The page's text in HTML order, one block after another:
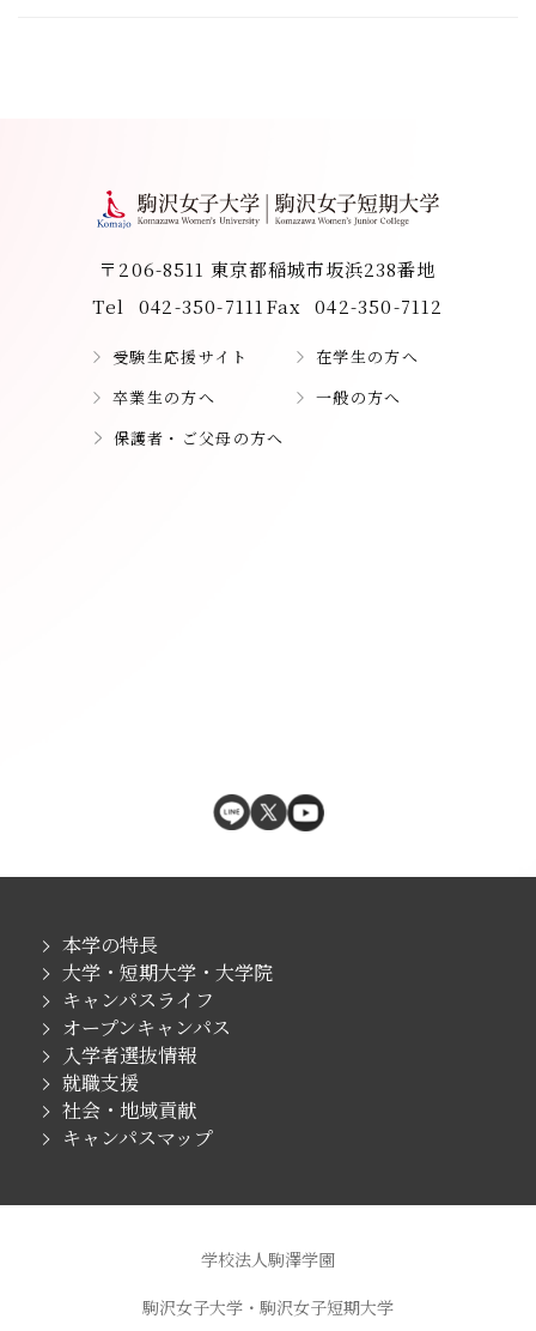
〒206-8511 東京都稲城市坂浜238番地
Tel
042-350-7111Fax 042-350-7112
受験生応援サイト
在学生の方へ
卒業生の方へ
一般の方へ
保護者・ご父母の方へ
本学の特長
大学・短期大学・大学院
キャンパスライフ
オープンキャンパス
入学者選抜情報
就職支援
社会・地域貢献
キャンパスマップ
学校法人駒澤学園
駒沢女子大学・駒沢女子短期大学